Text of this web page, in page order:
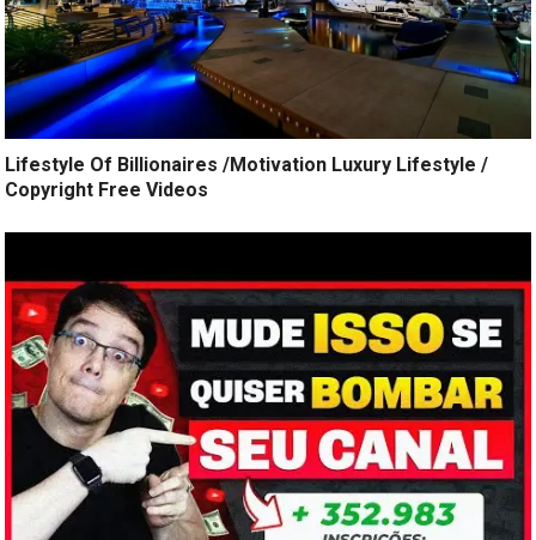
Lifestyle Of Billionaires /Motivation Luxury Lifestyle /
Copyright Free Videos